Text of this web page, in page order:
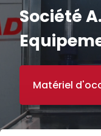
Société
Matériel